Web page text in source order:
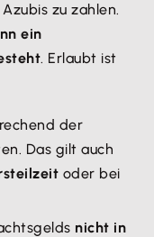
zu zahlen.
ein
. Erlaubt ist
der
Das gilt auch
oder bei
nicht in